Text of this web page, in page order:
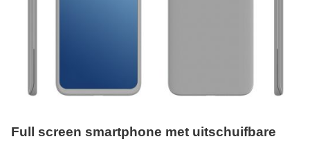
Full screen smartphone met uitschuifbare